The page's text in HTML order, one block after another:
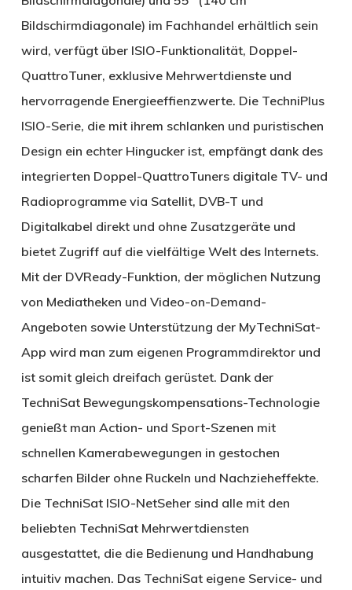
Bildschirmdiagonale) im Fachhandel erhältlich sein
wird, verfügt über ISIO-Funktionalität, Doppel-
QuattroTuner, exklusive Mehrwertdienste und
hervorragende Energieeffienzwerte. Die TechniPlus
ISIO-Serie, die mit ihrem schlanken und puristischen
Design ein echter Hingucker ist, empfängt dank des
integrierten Doppel-QuattroTuners digitale TV- und
Radioprogramme via Satellit, DVB-T und
Digitalkabel direkt und ohne Zusatzgeräte und
bietet Zugriff auf die vielfältige Welt des Internets.
Mit der DVReady-Funktion, der möglichen Nutzung
von Mediatheken und Video-on-Demand-
Angeboten sowie Unterstützung der MyTechniSat-
App wird man zum eigenen Programmdirektor und
ist somit gleich dreifach gerüstet. Dank der
TechniSat Bewegungskompensations-Technologie
genießt man Action- und Sport-Szenen mit
schnellen Kamerabewegungen in gestochen
scharfen Bilder ohne Ruckeln und Nachzieheffekte.
Die TechniSat ISIO-NetSeher sind alle mit den
beliebten TechniSat Mehrwertdiensten
ausgestattet, die die Bedienung und Handhabung
intuitiv machen. Das TechniSat eigene Service- und